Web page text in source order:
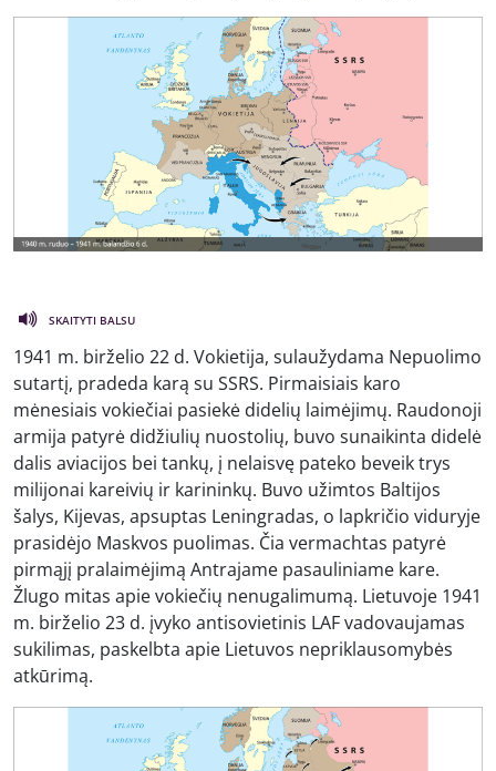
SKAITYTI BALSU
1941 m. birželio 22 d. Vokietija, sulaužydama Nepuolimo
sutartį, pradeda karą su SSRS. Pirmaisiais karo
mėnesiais vokiečiai pasiekė didelių laimėjimų. Raudonoji
armija patyrė didžiulių nuostolių, buvo sunaikinta didelė
dalis aviacijos bei tankų, į nelaisvę pateko beveik trys
milijonai kareivių ir karininkų. Buvo užimtos Baltijos
šalys, Kijevas, apsuptas Leningradas, o lapkričio viduryje
prasidėjo Maskvos puolimas. Čia vermachtas patyrė
pirmąjį pralaimėjimą Antrajame pasauliniame kare.
Žlugo mitas apie vokiečių nenugalimumą. Lietuvoje 1941
m. birželio 23 d. įvyko antisovietinis LAF vadovaujamas
sukilimas, paskelbta apie Lietuvos nepriklausomybės
atkūrimą.